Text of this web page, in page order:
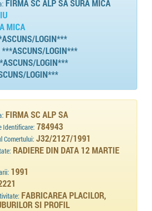
FIRMA SC ALP SA SURA MICA
MICA
LOGIN***
***ASCUNS/LOGIN***
LOGIN***
LOGIN***
FIRMA SC ALP SA
Identificare: 784943
Comertului: J32/2127/1991
RADIERE DIN DATA 12 MARTIE
1991
FABRICAREA PLACILOR,
SI PROFIL